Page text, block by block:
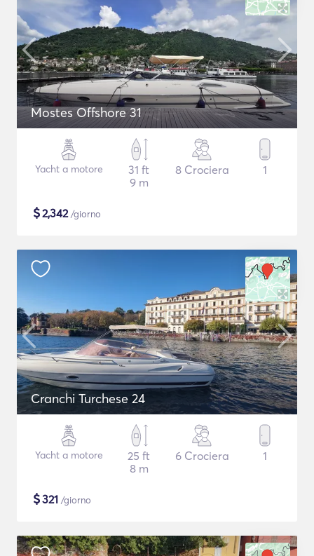
Mostes Offshore 31
Yacht a motore
31 ft
9 m
8 Crociera 1
$2,342/giorno
Cranchi Turchese 24
Yacht a motore
25 ft
8 m
6 Crociera 1
$321 /giorno